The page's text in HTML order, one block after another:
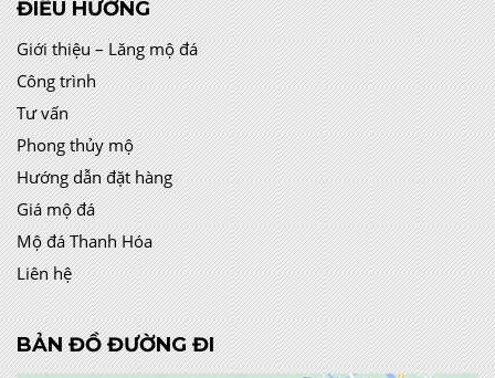
ĐIỀU HƯỚNG
Giới thiệu – Lăng mộ đá
Công trình
Tư vấn
Phong thủy mộ
Hướng dẫn đặt hàng
Giá mộ đá
Mộ đá Thanh Hóa
Liên hệ
BẢN ĐỒ ĐƯỜNG ĐI